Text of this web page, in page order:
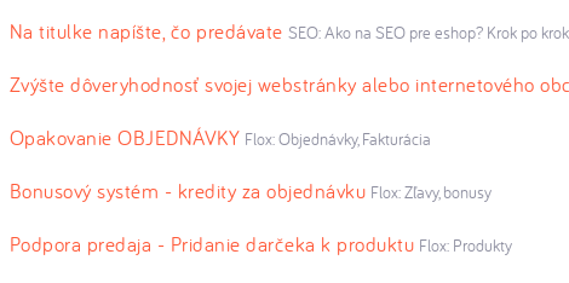
Na titulke napíšte, čo predávate SEO: Ako na SEO pre eshop? Krok po
Zvýšte dôveryhodnosť svojej webstránky alebo internetového
Opakovanie OBJEDNÁVKY Flox: Objednávky, Fakturácia
Bonusový systém - kredity za objednávku Flox: Zľavy, bonusy
Podpora predaja - Pridanie darčeka k produktu Flox: Produkty